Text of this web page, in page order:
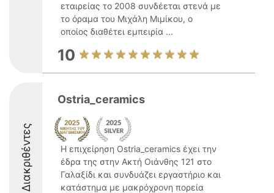
εταιρείας το 2008 συνδέεται στενά με
το όραμα του Μιχάλη Μιμίκου, ο
οποίος διαθέτει εμπειρία ...
10
Διακριθέντες
Ostria_ceramics
Η επιχείρηση Ostria_ceramics έχει την
έδρα της στην Ακτή Οιάνθης 121 στο
Γαλαξίδι και συνδυάζει εργαστήριο και
κατάστημα με μακρόχρονη πορεία